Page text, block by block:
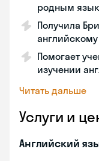
родным
Получила
Помогает
изучении
Читать дальше
Услуги и
Английский